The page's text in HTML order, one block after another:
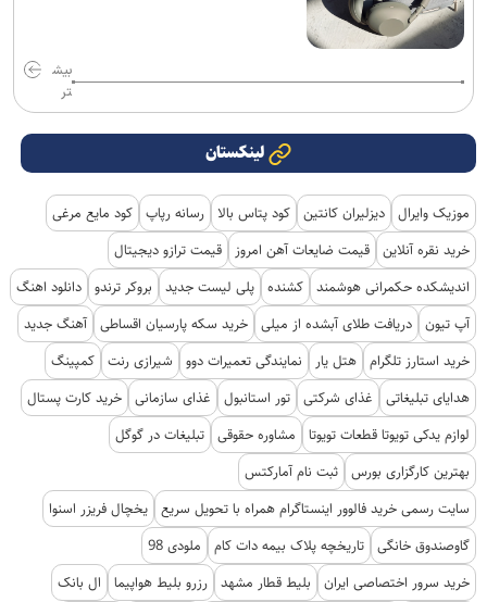
بیش
تر
لینکستان
موزیک وایرال دیزلیران کانتین کود پتاس بالا رسانه رپاپ کود مایع مرغی
خرید نقره آنلاین قیمت ضایعات آهن امروز
قیمت ترازو دیجیتال
اندیشکده حکمرانی هوشمند کشنده پلی لیست جدید بروکر ترندو دانلود اهنگ
آپ تیون دریافت طلای آبشده از میلی خرید سکه پارسیان اقساطی آهنگ جدید
خرید استارز تلگرام هتل یار نمایندگی تعمیرات دوو شیرازی رنت کمپینگ
هدایای تبلیغاتی
غذای شرکتی تور استانبول غذای سازمانی خرید کارت پستال
لوازم یدکی تویوتا قطعات تویوتا
مشاوره حقوقی تبلیغات در گوگل
بهترین کارگزاری بورس ثبت نام آمارکتس
سایت رسمی خرید فالوور اینستاگرام همراه با تحویل سریع یخچال فریزر اسنوا
گاوصندوق خانگی تاریخچه پلاک بیمه دات کام
ملودی 98
خرید سرور اختصاصی ایران
بلیط قطار مشهد رزرو بلیط هواپیما ال بانک